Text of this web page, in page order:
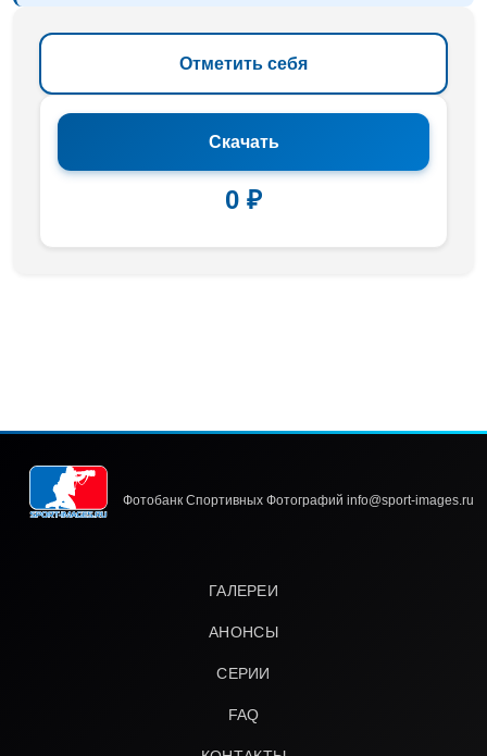
Отметить себя
Скачать
0 ₽
Фотобанк Спортивных Фотографий info@sport-images.ru
ГАЛЕРЕИ
АНОНСЫ
СЕРИИ
FAQ